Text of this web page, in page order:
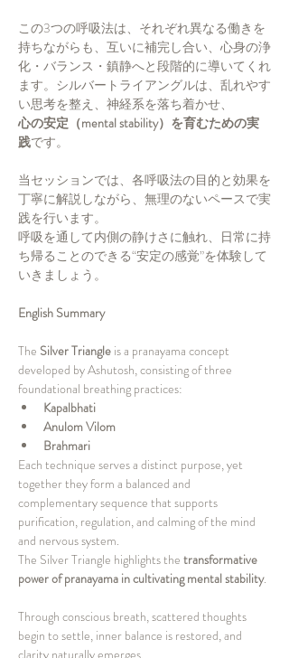
この3つの呼吸法は、それぞれ異なる働きを
持ちながらも、互いに補完し合い、心身の浄
化・バランス・鎮静へと段階的に導いてくれ
ます。シルバートライアングルは、乱れやす
い思考を整え、神経系を落ち着かせ、
心の安定（mental stability）を育むための実
践です。
当セッションでは、各呼吸法の目的と効果を
丁寧に解説しながら、無理のないペースで実
践を行います。
呼吸を通して内側の静けさに触れ、日常に持
ち帰ることのできる“安定の感覚”を体験して
いきましょう。
English Summary
The Silver Triangle is a pranayama concept
developed by Ashutosh, consisting of three
foundational breathing practices:
Kapalbhati
Anulom Vilom
Brahmari
Each technique serves a distinct purpose, yet
together they form a balanced and
complementary sequence that supports
purification, regulation, and calming of the mind
and nervous system.
The Silver Triangle highlights the transformative
power of pranayama in cultivating mental stability.
Through conscious breath, scattered thoughts
begin to settle, inner balance is restored, and
clarity naturally emerges.